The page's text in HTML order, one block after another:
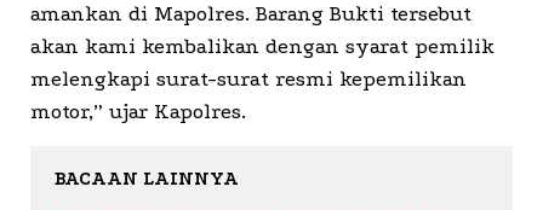
amankan di Mapolres. Barang Bukti tersebut
akan kami kembalikan dengan syarat pemilik
melengkapi surat-surat resmi kepemilikan
motor,” ujar Kapolres.
BACAAN LAINNYA